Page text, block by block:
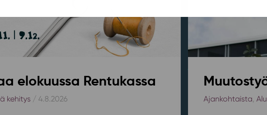
elokuussa Rentukassa
kehitys/ 4.8.2026 Ajankohtaista,